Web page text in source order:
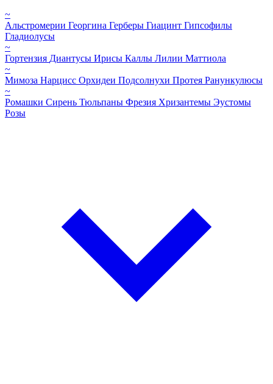
~
Альстромерии Георгина Герберы Гиацинт Гипсофилы
Гладиолусы
~
Гортензия Диантусы Ирисы Каллы Лилии Маттиола
~
Мимоза Нарцисс Орхидеи Подсолнухи Протея Ранункулюсы
~
Ромашки Сирень Тюльпаны Фрезия Хризантемы Эустомы
Розы